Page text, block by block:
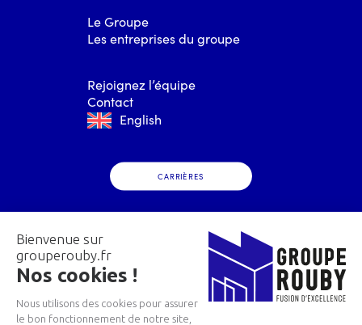
Le Groupe
Les entreprises du groupe
Rejoignez l’équipe
Contact
English
CARRIÈRES